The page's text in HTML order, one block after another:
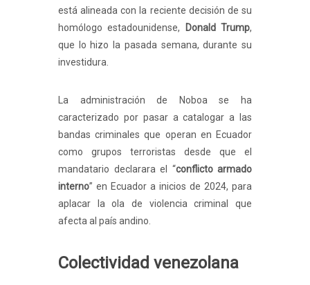
está alineada con la reciente decisión de su
homólogo estadounidense,
Donald Trump,
que lo hizo la pasada semana, durante su
investidura.
La administración de Noboa se ha
caracterizado por pasar a catalogar a las
bandas criminales que operan en Ecuador
como grupos terroristas desde que el
mandatario declarara el “conflicto armado
interno” en Ecuador a inicios de 2024, para
aplacar la ola de violencia criminal que
afecta al país andino.
Colectividad venezolana